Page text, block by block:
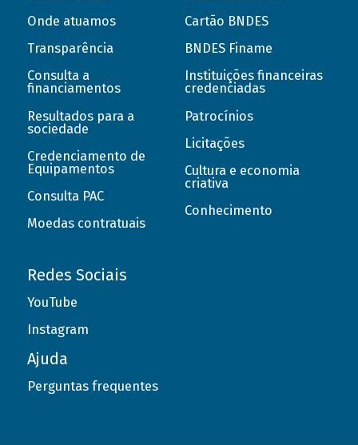
Onde atuamos
Transparência
Consulta a
financiamentos
Resultados para a
sociedade
Credenciamento de
Equipamentos
Consulta PAC
Moedas contratuais
Cartão BNDES
BNDES Finame
Instituições financeiras
credenciadas
Patrocínios
Licitações
Cultura e economia
criativa
Conhecimento
Redes Sociais
YouTube
Instagram
Ajuda
Perguntas frequentes